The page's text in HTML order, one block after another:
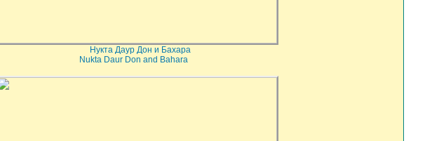
Нукта Даур Дон и Бахара
Nukta Daur Don and Bahara